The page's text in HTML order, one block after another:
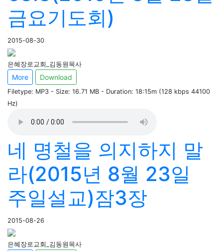
금요기도회)
2015-08-30
은혜장로교회_김동원목사
More Download
Filetype: MP3 - Size: 16.71 MB - Duration: 18:15m (128 kbps 44100
Hz)
네 명철을 의지하지 말
라(2015년 8월 23일
주일설교)잠3장
2015-08-26
은혜장로교회_김동원목사